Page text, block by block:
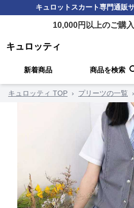
キュロットスカート専門通販
10,000円以上のご購
キュロッティ
新着商品 商品を検索
キュロッティ TOP › プリーツの一覧 ›